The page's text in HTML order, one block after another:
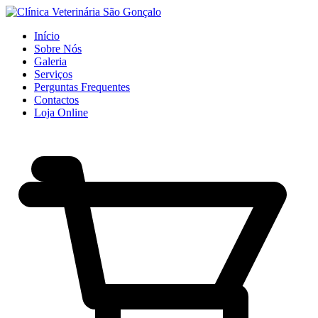
Início
Sobre Nós
Galeria
Serviços
Perguntas Frequentes
Contactos
Loja Online